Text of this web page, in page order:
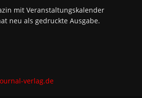
mit Veranstaltungskalender
neu als gedruckte Ausgabe.
verlag.de